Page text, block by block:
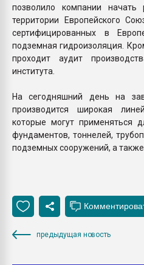
позволило компании
территории Европейского
сертифицированных в
подземная гидроизоляция.
проходит аудит
института.
На сегодняшний день на
производится широкая
которые могут применяться
фундаментов, тоннелей,
подземных сооружений, а
предыдущая новость